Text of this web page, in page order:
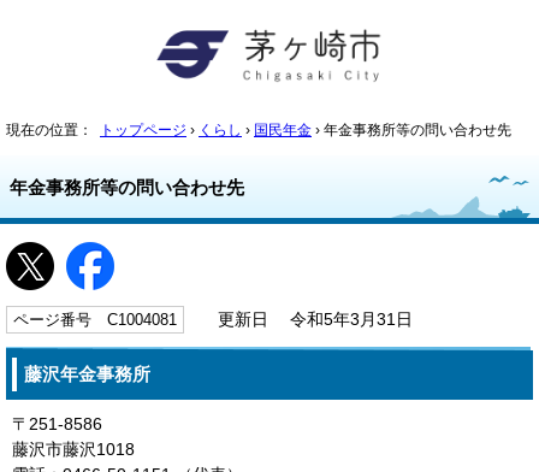
現在の位置： トップページ › くらし › 国民年金 › 年金事務所等の問い合わせ先
年金事務所等の問い合わせ先
ページ番号 C1004081 更新日 令和5年3月31日
藤沢年金事務所
〒251-8586
藤沢市藤沢1018